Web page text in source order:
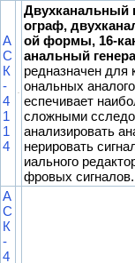
А
С
К
-
4
1
1
4
Двухканальный
ограф,
ой формы, 16-
анальный
редназначен для
ональных
еспечивает
сложными
анализировать
нерировать
иального
фровых сигналов.
А
С
К
-
4